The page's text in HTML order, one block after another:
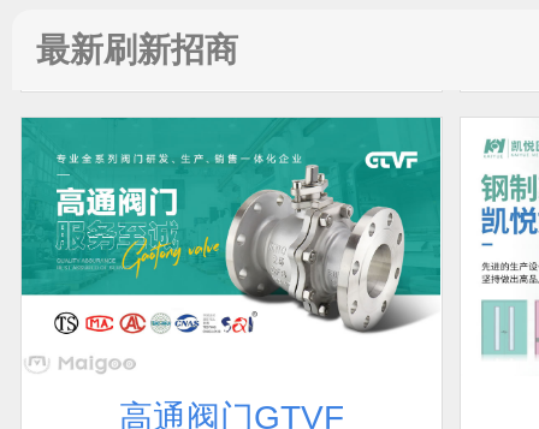
最新刷新招商
高通阀门GTVF